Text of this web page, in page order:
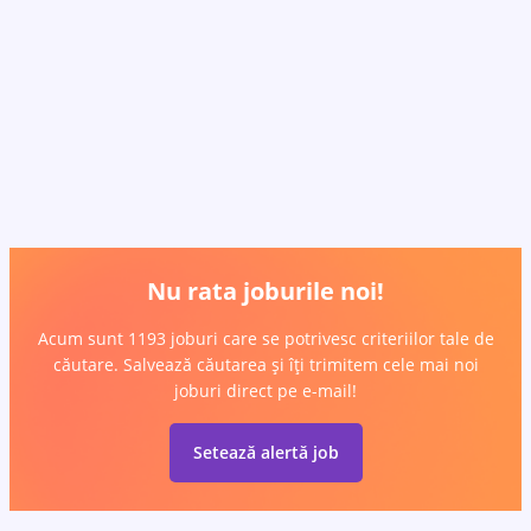
Nu rata joburile noi!
Acum sunt 1193 joburi care se potrivesc criteriilor tale de
căutare. Salvează căutarea și îți trimitem cele mai noi
joburi direct pe e-mail!
Setează alertă job